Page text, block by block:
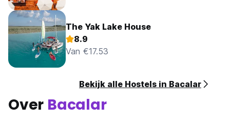
The Yak Lake House
8.9
Van €17.53
Bekijk alle Hostels in Bacalar
Over Bacalar